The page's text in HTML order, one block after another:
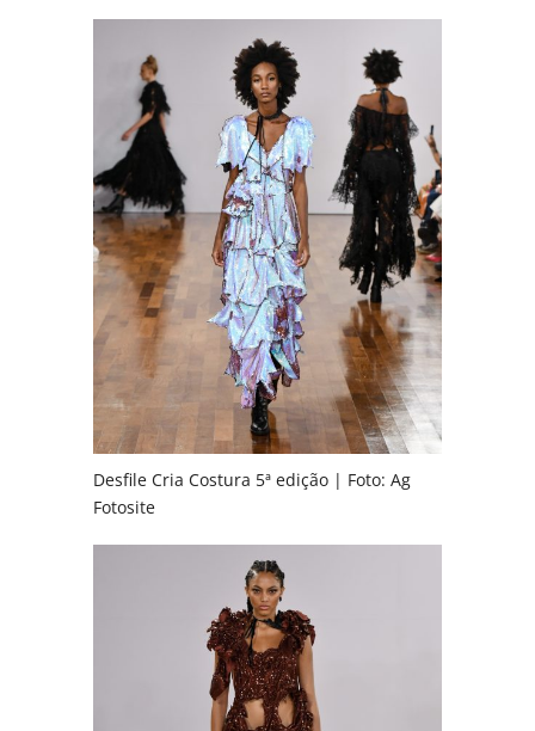
Desfile Cria Costura 5ª edição | Foto: Ag
Fotosite